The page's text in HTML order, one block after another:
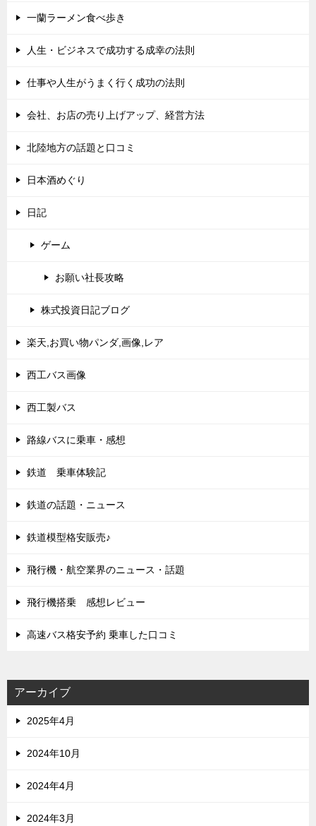
一蘭ラーメン食べ歩き
人生・ビジネスで成功する成幸の法則
仕事や人生がうまく行く成功の法則
会社、お店の売り上げアップ、経営方法
北陸地方の話題と口コミ
日本酒めぐり
日記
ゲーム
お願い社長攻略
株式投資日記ブログ
楽天,お買い物パンダ,画像,レア
西工バス画像
西工製バス
路線バスに乗車・感想
鉄道 乗車体験記
鉄道の話題・ニュース
鉄道模型格安販売♪
飛行機・航空業界のニュース・話題
飛行機搭乗 感想レビュー
高速バス格安予約 乗車した口コミ
アーカイブ
2025年4月
2024年10月
2024年4月
2024年3月